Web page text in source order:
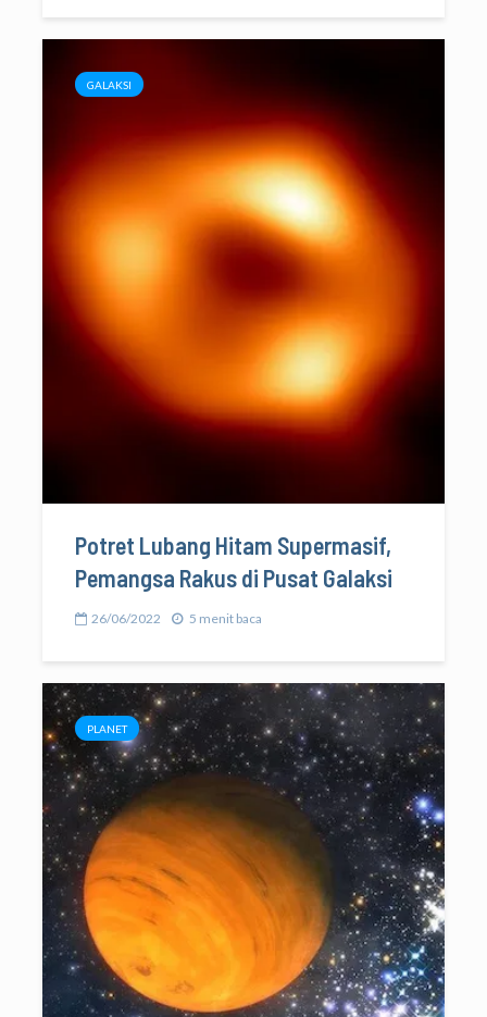
GALAKSI
Potret Lubang Hitam Supermasif,
Pemangsa Rakus di Pusat Galaksi
26/06/2022 5 menit baca
PLANET